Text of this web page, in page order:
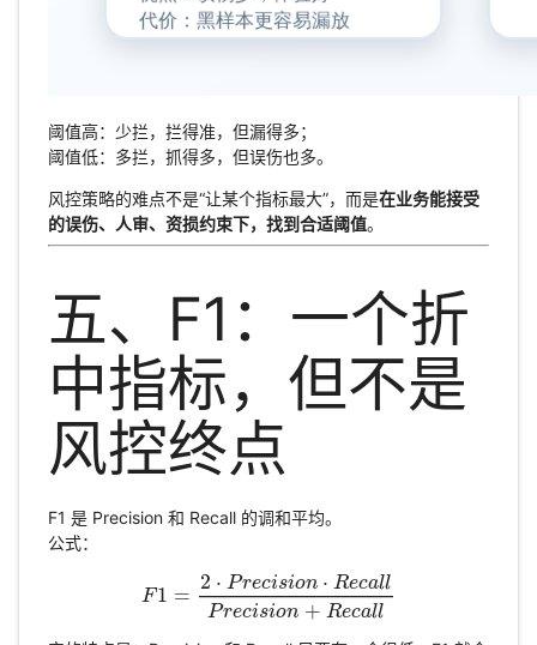
阈值高：少拦，拦得准，但漏得多；
阈值低：多拦，抓得多，但误伤也多。
风控策略的难点不是“让某个指标最大”，而是在业务能接受
的误伤、人审、资损约束下，找到合适阈值。
五、F1：一个折
中指标，但不是
风控终点
F1 是 Precision 和 Recall 的调和平均。
公式：
F1 =
2 ⋅ Precision ⋅ Recall
Precision + Recall
F1= 2⋅P recision⋅RecallPrecision+R